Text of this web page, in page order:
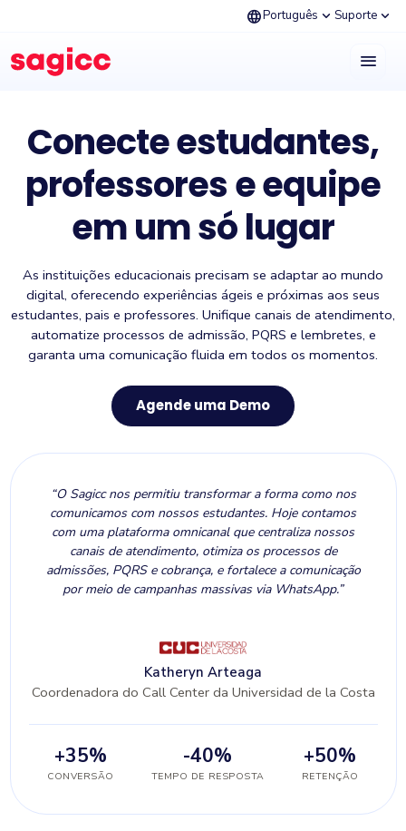
languagePortuguês expand_more Suporte expand_more
menu
Conecte estudantes,
professores e equipe
em um só lugar
As instituições educacionais precisam se adaptar ao mundo
digital, oferecendo experiências ágeis e próximas aos seus
estudantes, pais e professores. Unifique canais de atendimento,
automatize processos de admissão, PQRS e lembretes, e
garanta uma comunicação fluida em todos os momentos.
Agende uma Demo
“O Sagicc nos permitiu transformar a forma como nos
comunicamos com nossos estudantes. Hoje contamos
com uma plataforma omnicanal que centraliza nossos
canais de atendimento, otimiza os processos de
admissões, PQRS e cobrança, e fortalece a comunicação
por meio de campanhas massivas via WhatsApp.”
Katheryn Arteaga
Coordenadora do Call Center da Universidad de la Costa
+35%
CONVERSÃO
-40%
TEMPO DE RESPOSTA
+50%
RETENÇÃO